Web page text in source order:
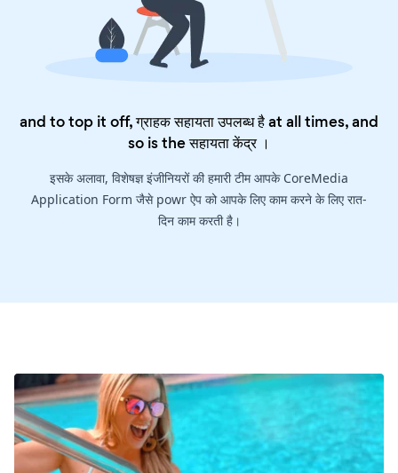
and to top it off, ग्राहक सहायता उपलब्ध है at all times, and
so is theसहायता केंद्र।
इसके अलावा, विशेषज्ञ इंजीनियरों की हमारी टीम आपके CoreMedia
Application Form जैसे powr ऐप को आपके लिए काम करने के लिए रात-
दिन काम करती है।